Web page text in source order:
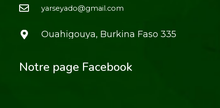
yarseyado@gmail.com
Ouahigouya, Burkina Faso 335
Notre page Facebook